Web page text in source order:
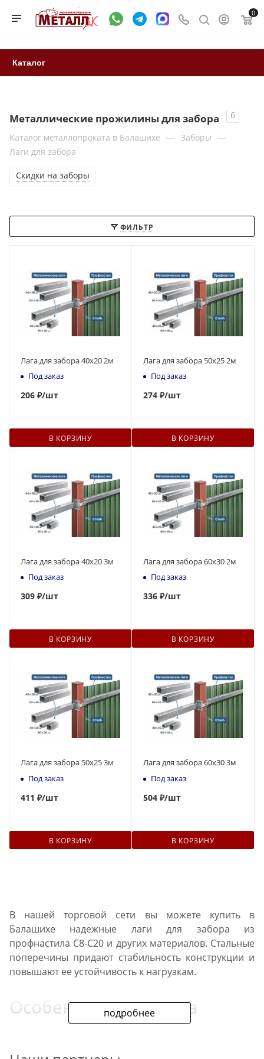
0
Каталог
Металлические прожилины для забора
6
Каталог металлопроката в Балашихе — Заборы —
Лаги для забора
Скидки на заборы
ФИЛЬТР
Лага для забора 40х20 2м
Под заказ
206 ₽/шт
В КОРЗИНУ
Лага для забора 50х25 2м
Под заказ
274 ₽/шт
В КОРЗИНУ
Лага для забора 40х20 3м
Под заказ
309 ₽/шт
В КОРЗИНУ
Лага для забора 60х30 2м
Под заказ
336 ₽/шт
В КОРЗИНУ
Лага для забора 50х25 3м
Под заказ
411 ₽/шт
В КОРЗИНУ
Лага для забора 60х30 3м
Под заказ
504 ₽/шт
В КОРЗИНУ
подробнее
В нашей торговой сети вы можете купить в
Балашихе надежные лаги для забора из
профнастила С8-С20 и других материалов. Стальные
поперечины придают стабильность конструкции и
повышают ее устойчивость к нагрузкам.
Особенности проката
сталей, которые изготавливаются методом горячего